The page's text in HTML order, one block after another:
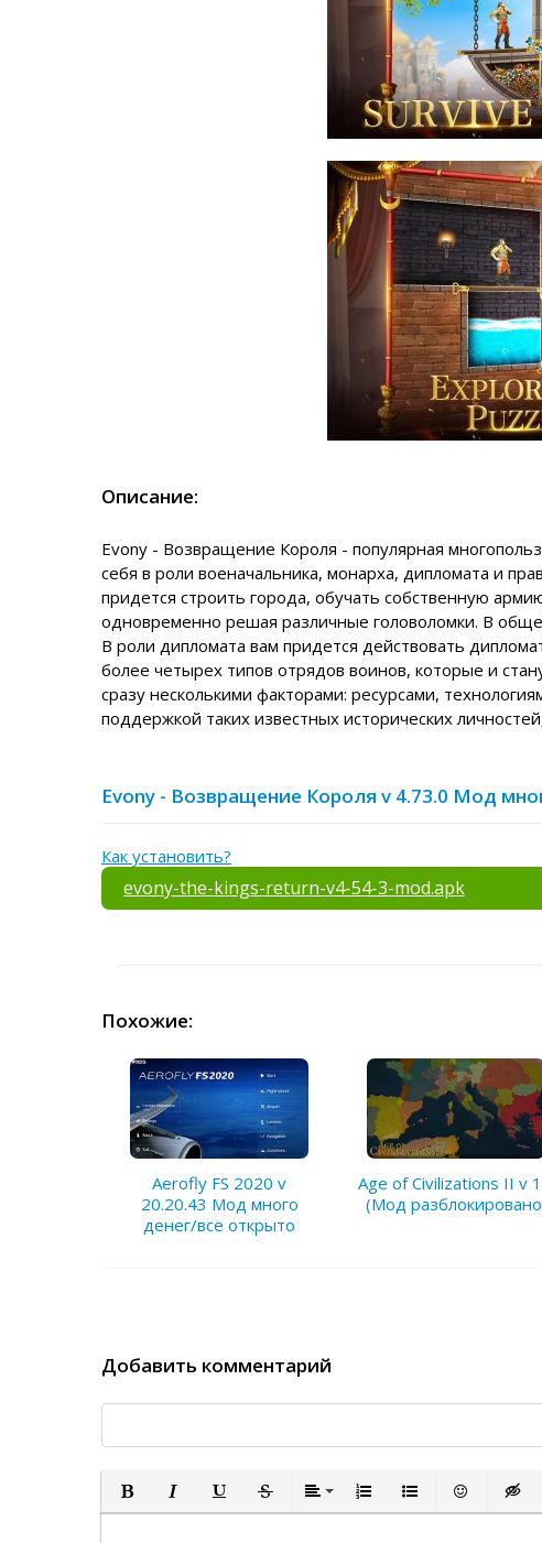
Описание:
Evony - Возвращение Короля - популярная
себя в роли военачальника, монарха, дипломата и
придется строить города, обучать собственную
одновременно решая различные головоломки. В
В роли дипломата вам придется действовать
более четырех типов отрядов воинов, которые и
сразу несколькими факторами: ресурсами,
поддержкой таких известных исторических
Evony - Возвращение Короля v 4.73.0 Мод
Как установить?
evony-the-kings-return-v4-54-3-mod.apk
Похожие:
Aerofly FS 2020 v
20.20.43 Мод много
денег/все открыто
Age of Civilizations II v
(Мод
Добавить комментарий
Полужирный
КурсивПодчеркнутый
ЗачеркнутыйВыравнивание
Нумерованный список
Маркированный
Вставить